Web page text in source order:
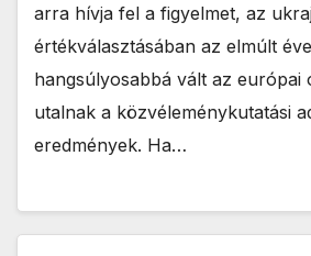
arra hívja fel a figyelmet, az
értékválasztásában az elmúlt
hangsúlyosabbá vált az európai
utalnak a közvéleménykutatási
eredmények. Ha…